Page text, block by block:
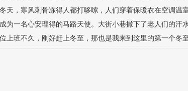
天，寒风刺骨冻得人都打哆嗦，人们穿着保暖衣在空调温
为一名心安理得的马路天使。大街小巷撒下了老人们的
上班不久，刚好赶上冬至，那也是我来到这里的第一个冬